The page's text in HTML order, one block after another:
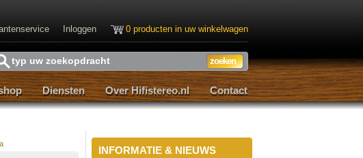
Inloggen 0 producten in uw winkelwagen
Diensten Over Hifistereo.nl Contact
Diensten Over Hifistereo.nl Contact
INFORMATIE & NIEUWS